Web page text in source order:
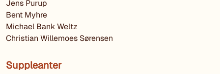
Jens Purup
Bent Myhre
Michael Bank Weltz
Christian Willemoes Sørensen
Suppleanter